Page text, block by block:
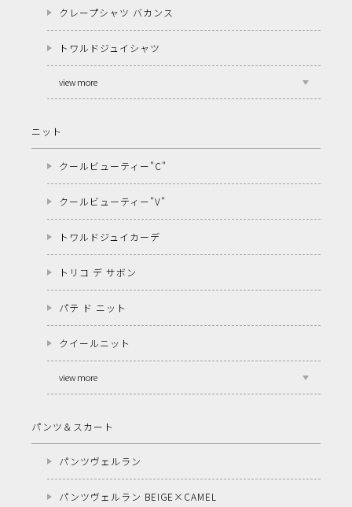
クレープシャツ バカンス
トワルドジュイシャツ
view more
ニット
クールビューティー"C"
クールビューティー"V"
トワルドジュイカーデ
トリコ デ サボン
パテ ド ニット
クイールニット
view more
パンツ＆スカート
パンツヴェルラン
パンツヴェルラン BEIGE×CAMEL